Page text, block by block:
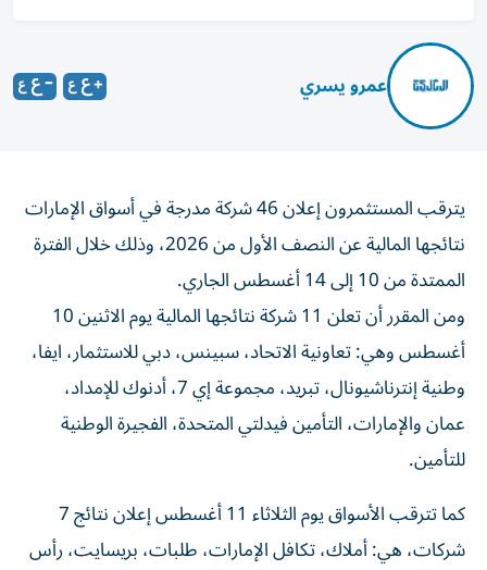
عمرو يسري
يترقب المستثمرون إعلان 46 شركة مدرجة في أسواق الإمارات
نتائجها المالية عن النصف الأول من 2026، وذلك خلال الفترة
الممتدة من 10 إلى 14 أغسطس الجاري.
ومن المقرر أن تعلن 11 شركة نتائجها المالية يوم الاثنين 10
أغسطس وهي: تعاونية الاتحاد، سبينس، دبي للاستثمار، ايفا،
وطنية إنترناشيونال، تبريد، مجموعة إي 7، أدنوك للإمداد،
عمان والإمارات، التأمين فيدلتي المتحدة، الفجيرة الوطنية
للتأمين.
كما تترقب الأسواق يوم الثلاثاء 11 أغسطس إعلان نتائج 7
شركات، هي: أملاك، تكافل الإمارات، طلبات، بريسايت، رأس